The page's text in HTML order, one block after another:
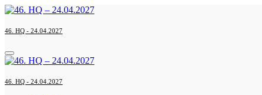
Zum
springen
46. HQ - 24.04.2027
46. HQ - 24.04.2027